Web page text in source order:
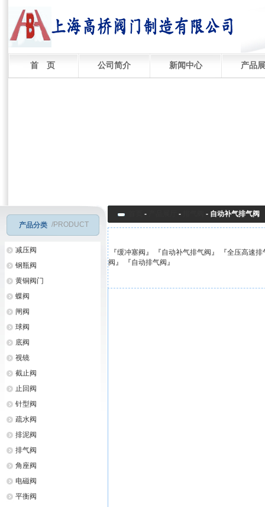
首 页 公司简介 新闻中心 产品
产品分类 /PRODUCT
减压阀
钢瓶阀
黄铜阀门
蝶阀
闸阀
球阀
底阀
视镜
截止阀
止回阀
针型阀
疏水阀
排泥阀
排气阀
角座阀
电磁阀
平衡阀
- - - 自动补气排气阀
『缓冲塞阀 』 『自动补气排气阀 』 『全压高速排
阀 』 『自动排气阀 』